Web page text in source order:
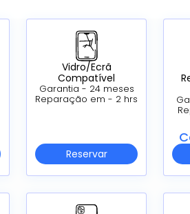
Vidro/Ecrã
Compatível
Garantia - 24 meses
Reparação em - 2 hrs
Reservar